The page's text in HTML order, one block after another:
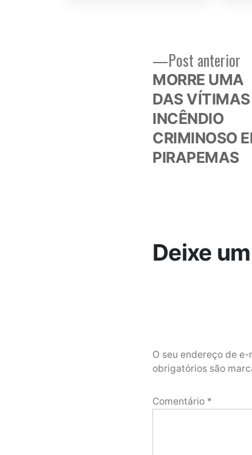
Navegação
Post anterior
MORRE UMA
DAS VÍTIMAS
INCÊNDIO
CRIMINOSO
PIRAPEMAS
Deixe
O seu endereço de
obrigatórios são
Comentário *